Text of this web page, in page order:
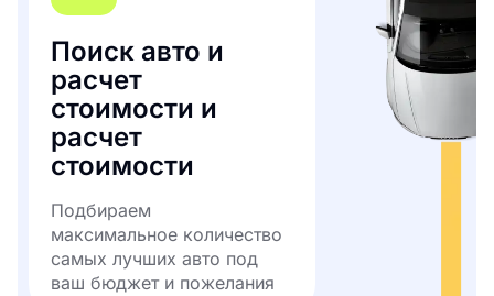
Поиск авто и
расчет
стоимости и
расчет
стоимости
Подбираем
максимальное количество
самых лучших авто под
ваш бюджет и пожелания